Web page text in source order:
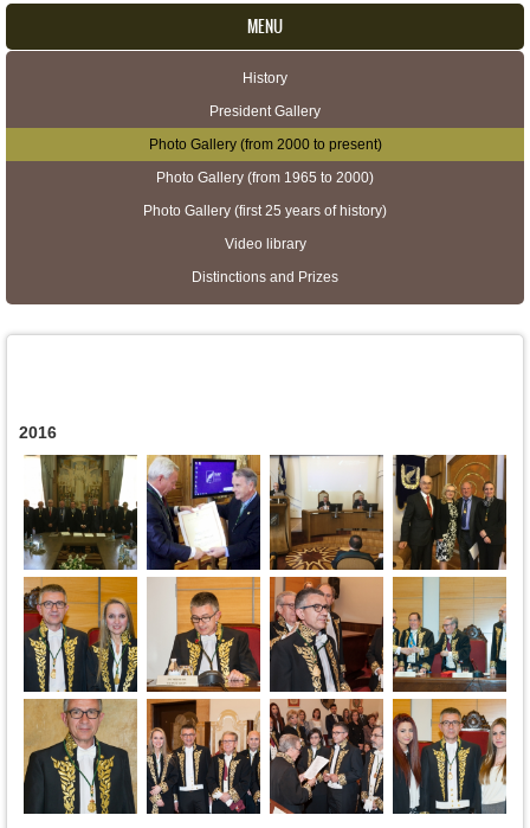
MENU
History
President Gallery
Photo Gallery (from 2000 to present)
Photo Gallery (from 1965 to 2000)
Photo Gallery (first 25 years of history)
Video library
Distinctions and Prizes
2016